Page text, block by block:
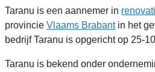
Taranu is een aannemer in
provincie Vlaams Brabantin het
bedrijf Taranu is opgericht op 25-
Taranu is bekend onder